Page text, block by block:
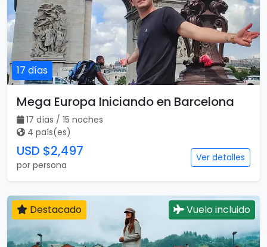
17 días
Mega Europa Iniciando en Barcelona
17 días / 15 noches
4 país(es)
USD $2,497
por persona
Ver detalles
Destacado Vuelo incluido